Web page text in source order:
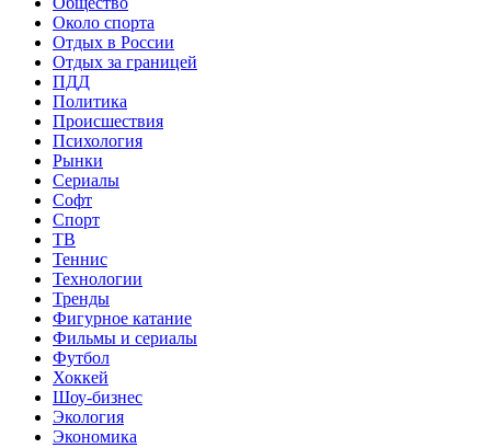
Около спорта
Отдых в России
Отдых за границей
ПДД
Политика
Происшествия
Психология
Рынки
Сериалы
Софт
Спорт
ТВ
Теннис
Технологии
Тренды
Фигурное катание
Фильмы и сериалы
Футбол
Хоккей
Шоу-бизнес
Экология
Экономика